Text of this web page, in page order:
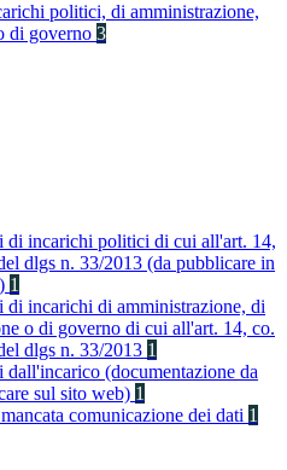
politici, di amministrazione,
di governo 3
di incarichi politici di cui all'art. 14,
dlgs n. 33/2013 (da pubblicare in
1
di incarichi di amministrazione, di
o di governo di cui all'art. 14, co.
dlgs n. 33/2013 1
dall'incarico (documentazione da
sul sito web) 1
comunicazione dei dati 1